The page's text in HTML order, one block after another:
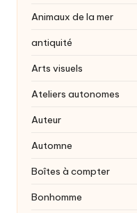
Animaux de la mer
antiquité
Arts visuels
Ateliers autonomes
Auteur
Automne
Boîtes à compter
Bonhomme